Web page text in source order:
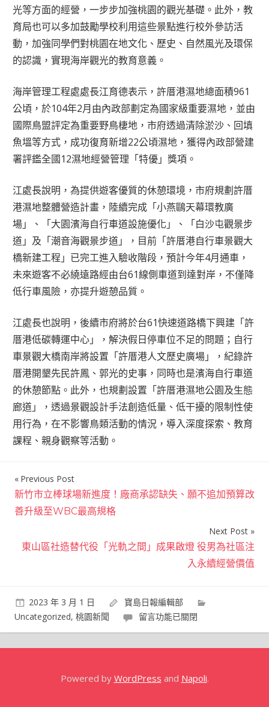
光等方面的經營，一步步加強桃園的觀光基礎。此外，教
育局也可以多加鼓勵學校利用這些景點進行校外參訪活
動，加強同學們對桃園在地文化、歷史、自然風光及環保
的認識，實現海岸觀光的教育意義。
海岸管理工程處處長江育德表示，許厝港濕地總面積961
公頃，於104年2月由內政部劃定為國家級重要濕地，並由
國際鳥盟評定為重要野鳥棲地，市府透過清除淤沙、回填
魚塭等方式，成功復育新增22公頃濕地，獲得內政部營建
署評鑑全國12濕地經營管理「特優」獎項。
江處長說明，為提供遊客優質的休憩環境，市府規劃許厝
港濕地整體營造計畫，陸續完成「小燕鷗天幕環教廣
場」、「大園濱海自行車道設施優化」、「白沙屯觀景步
道」及「潮音海觀景步道」，目前「許厝港自行車景觀大
橋新建工程」已完工進入驗收階段，預計今年4月通車，
未來遊客不必繞遠路經由台61線側車道到達對岸，不僅降
低行車風險，亦提升遊憩品質。
江處長也說明，後續市府將於台61快速道路橋下興建「許
厝港低碳轉運中心」，解決假日停車位不足的問題；自行
車景觀大橋南岸將設置「許厝港人文歷史廣場」，紀錄許
厝港開墾先民許鳳、郭光的史事，同時也是濱海自行車道
的休憩節點。此外，也規劃設置「許厝港濕地公園及生態
廊道」，透過景觀設計手法創造低量、低干擾的限制性使
用行為，在不影響鳥類活動的情況，導入深度探索、教育
課程、親身觀察等活動。
文
章
覽
Previous Post
新竹市立棒球場新進度！廠商承認缺失、願不追加預算改
善升級至WBC最高規格
Next Post
東山區社造替代役「光軌之間」成果啟燈 役男為社區注
入永續經營價值
2023 年 3 月 1 日
寶島日報編輯部
Uncategorized, 桃園新聞
在
〈許
自
留言功能已關閉
Powered by WordPress and Napoli.